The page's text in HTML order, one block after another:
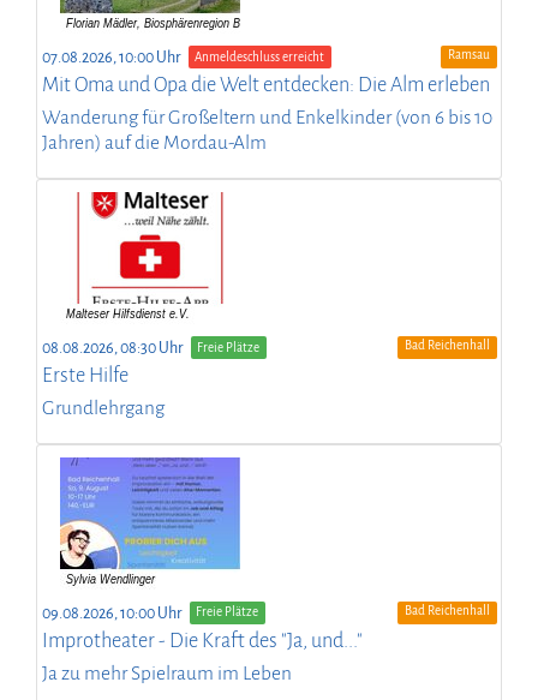
07.08.2026, 10:00 Uhr Anmeldeschluss erreicht Ramsau
Mit Oma und Opa die Welt entdecken: Die Alm erleben
Wanderung für Großeltern und Enkelkinder (von 6 bis 10
Jahren) auf die Mordau-Alm
08.08.2026, 08:30 Uhr Freie Plätze Bad Reichenhall
Erste Hilfe
Grundlehrgang
09.08.2026, 10:00 Uhr Freie Plätze Bad Reichenhall
Improtheater - Die Kraft des "Ja, und..."
Ja zu mehr Spielraum im Leben